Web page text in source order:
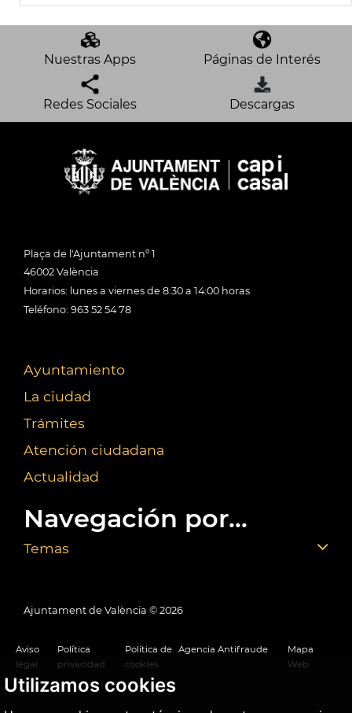
Utilizamos cookies
Nuestras Apps Páginas de Interés
Redes Sociales Descargas
Plaça de l'Ajuntament nº 1
46002 València
Horarios: lunes a viernes de 8:30 a 14:00 horas
Teléfono: 963 52 54 78
Ayuntamiento
La ciudad
Trámites
Atención ciudadana
Actualidad
Navegación por...
Temas
Ajuntament de València © 2026
Aviso
legal
Política
privacidad
Política de
cookies
Agencia Antifraude
Mapa
Web